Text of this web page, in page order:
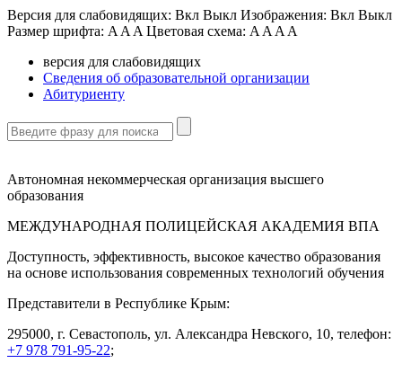
Версия для слабовидящих: Вкл Выкл Изображения: Вкл Выкл
Размер шрифта: A A A Цветовая схема: A A A A
версия для слабовидящих
Сведения об образовательной организации
Абитуриенту
Автономная некоммерческая организация высшего
образования
МЕЖДУНАРОДНАЯ ПОЛИЦЕЙСКАЯ АКАДЕМИЯ ВПА
Доступность, эффективность, высокое качество образования
на основе использования современных технологий обучения
Представители в Республике Крым:
295000, г. Севастополь, ул. Александра Невского, 10, телефон:
+7 978 791-95-22;